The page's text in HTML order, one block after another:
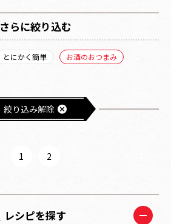
さらに絞り込む
とにかく簡単 お酒のおつまみ
絞り込み解除
1 2
レシピを探す